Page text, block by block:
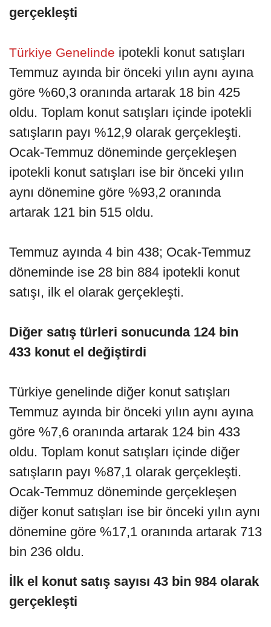
gerçekleşti
Türkiye Genelinde ipotekli konut satışları
Temmuz ayında bir önceki yılın aynı ayına
göre %60,3 oranında artarak 18 bin 425
oldu. Toplam konut satışları içinde ipotekli
satışların payı %12,9 olarak gerçekleşti.
Ocak-Temmuz döneminde gerçekleşen
ipotekli konut satışları ise bir önceki yılın
aynı dönemine göre %93,2 oranında
artarak 121 bin 515 oldu.
Temmuz ayında 4 bin 438; Ocak-Temmuz
döneminde ise 28 bin 884 ipotekli konut
satışı, ilk el olarak gerçekleşti.
Diğer satış türleri sonucunda 124 bin
433 konut el değiştirdi
Türkiye genelinde diğer konut satışları
Temmuz ayında bir önceki yılın aynı ayına
göre %7,6 oranında artarak 124 bin 433
oldu. Toplam konut satışları içinde diğer
satışların payı %87,1 olarak gerçekleşti.
Ocak-Temmuz döneminde gerçekleşen
diğer konut satışları ise bir önceki yılın aynı
dönemine göre %17,1 oranında artarak 713
bin 236 oldu.
İlk el konut satış sayısı 43 bin 984 olarak
gerçekleşti